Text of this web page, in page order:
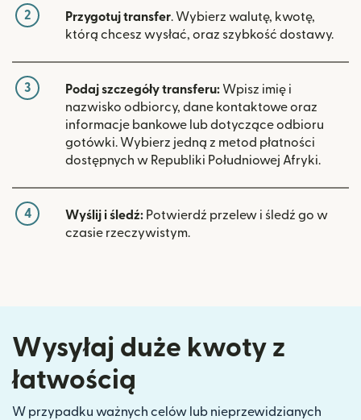
2 Przygotuj transfer. Wybierz walutę, kwotę,
którą chcesz wysłać, oraz szybkość dostawy.
3 Podaj szczegóły transferu: Wpisz imię i
nazwisko odbiorcy, dane kontaktowe oraz
informacje bankowe lub dotyczące odbioru
gotówki. Wybierz jedną z metod płatności
dostępnych w Republiki Południowej Afryki.
4 Wyślij i śledź: Potwierdź przelew i śledź go w
czasie rzeczywistym.
Wysyłaj duże kwoty z
łatwością
W przypadku ważnych celów lub nieprzewidzianych